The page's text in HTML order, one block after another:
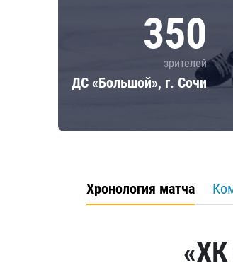
350
зрителей
ДС «Большой», г. Сочи
Хронология матча